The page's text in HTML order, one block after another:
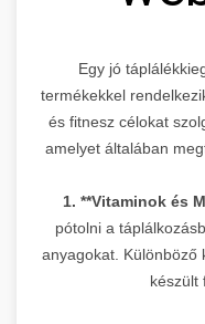
Egy jó
termékekkel
és fitnesz célokat
amelyet általában
1. **Vitaminok és
pótolni a
anyagokat. Különböző
készült